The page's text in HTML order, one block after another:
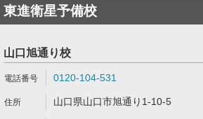
東進衛星予備校
山口旭通り校
0120-104-531
山口県山口市旭通り1-10-5